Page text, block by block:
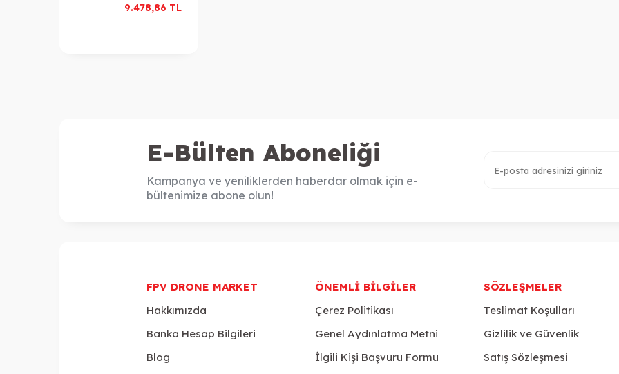
9.478,86 TL
E-Bülten Aboneliği
Kampanya ve yeniliklerden haberdar olmak için e-
bültenimize abone olun!
FPV DRONE MARKET
Hakkımızda
Banka Hesap Bilgileri
Blog
ÖNEMLI BILGILER
Çerez Politikası
Genel Aydınlatma Metni
İlgili Kişi Başvuru Formu
SÖZLEŞMELER
Teslimat Koşulları
Gizlilik ve Güvenlik
Satış Sözleşmesi